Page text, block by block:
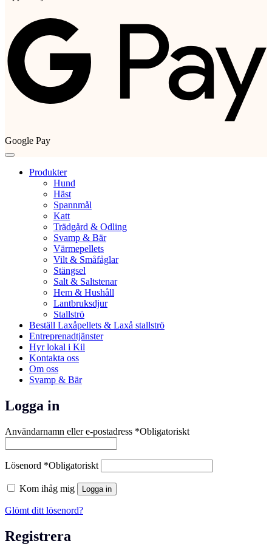
Google Pay
Produkter
Hund
Häst
Spannmål
Katt
Trädgård & Odling
Svamp & Bär
Värmepellets
Vilt & Småfåglar
Stängsel
Salt & Saltstenar
Hem & Hushåll
Lantbruksdjur
Stallströ
Beställ Laxåpellets & Laxå stallströ
Entreprenadtjänster
Hyr lokal i Kil
Kontakta oss
Om oss
Svamp & Bär
Logga in
Användarnamn eller e-postadress *Obligatoriskt
Lösenord *Obligatoriskt
Kom ihåg mig Logga in
Glömt ditt lösenord?
Registrera